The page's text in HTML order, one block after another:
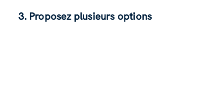
3. Proposez plusieurs options